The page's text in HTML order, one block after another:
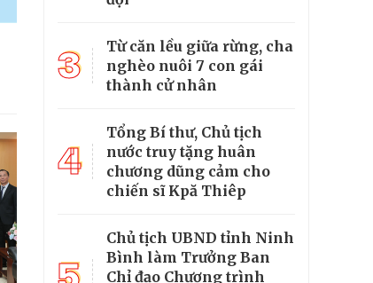
3
Từ căn lều giữa rừng, cha
nghèo nuôi 7 con gái
thành cử nhân
4
Tổng Bí thư, Chủ tịch
nước truy tặng huân
chương dũng cảm cho
chiến sĩ Kpă Thiêp
Chủ tịch UBND tỉnh Ninh
Bình làm Trưởng Ban
Chỉ đạo Chương trình